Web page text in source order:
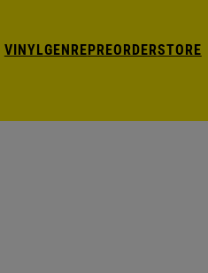
VINYLGENREPREORDERSTORE